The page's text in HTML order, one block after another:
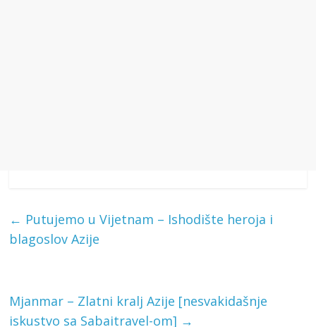
← Putujemo u Vijetnam – Ishodište heroja i
blagoslov Azije
Mjanmar – Zlatni kralj Azije [nesvakidašnje
iskustvo sa Sabaitravel-om] →